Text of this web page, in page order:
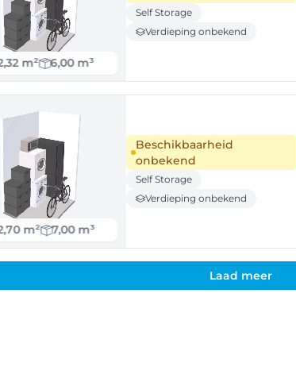
m² 6,00 m³
Self Storage
Verdieping onbekend
m² 7,00 m³
Beschikbaarheid
onbekend
Self Storage
Verdieping onbekend
Laad meer